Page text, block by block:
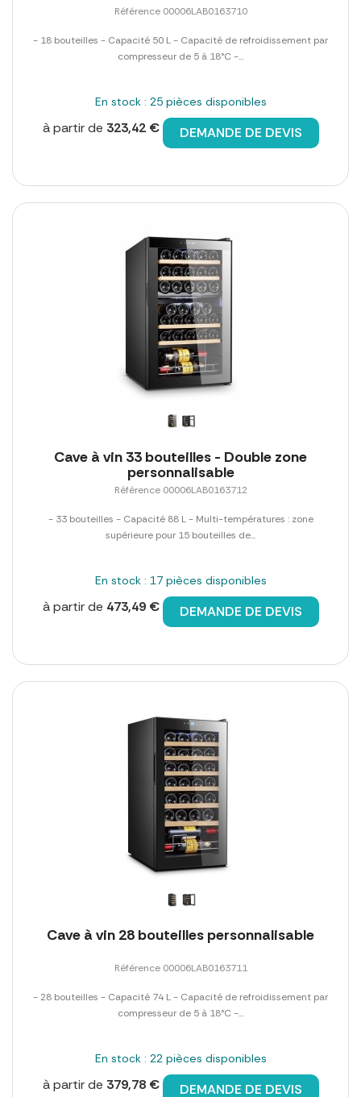
Référence 00006LAB0163710
- 18 bouteilles - Capacité 50 L - Capacité de refroidissement par
compresseur de 5 à 18°C -...
En stock : 25 pièces disponibles
à partir de 323,42 € DEMANDE DE DEVIS
Cave à vin 33 bouteilles - Double zone
personnalisable
Référence 00006LAB0163712
- 33 bouteilles - Capacité 88 L - Multi-températures : zone
supérieure pour 15 bouteilles de...
En stock : 17 pièces disponibles
à partir de 473,49 € DEMANDE DE DEVIS
Cave à vin 28 bouteilles personnalisable
Référence 00006LAB0163711
- 28 bouteilles - Capacité 74 L - Capacité de refroidissement par
compresseur de 5 à 18°C -...
En stock : 22 pièces disponibles
à partir de 379,78 € DEMANDE DE DEVIS